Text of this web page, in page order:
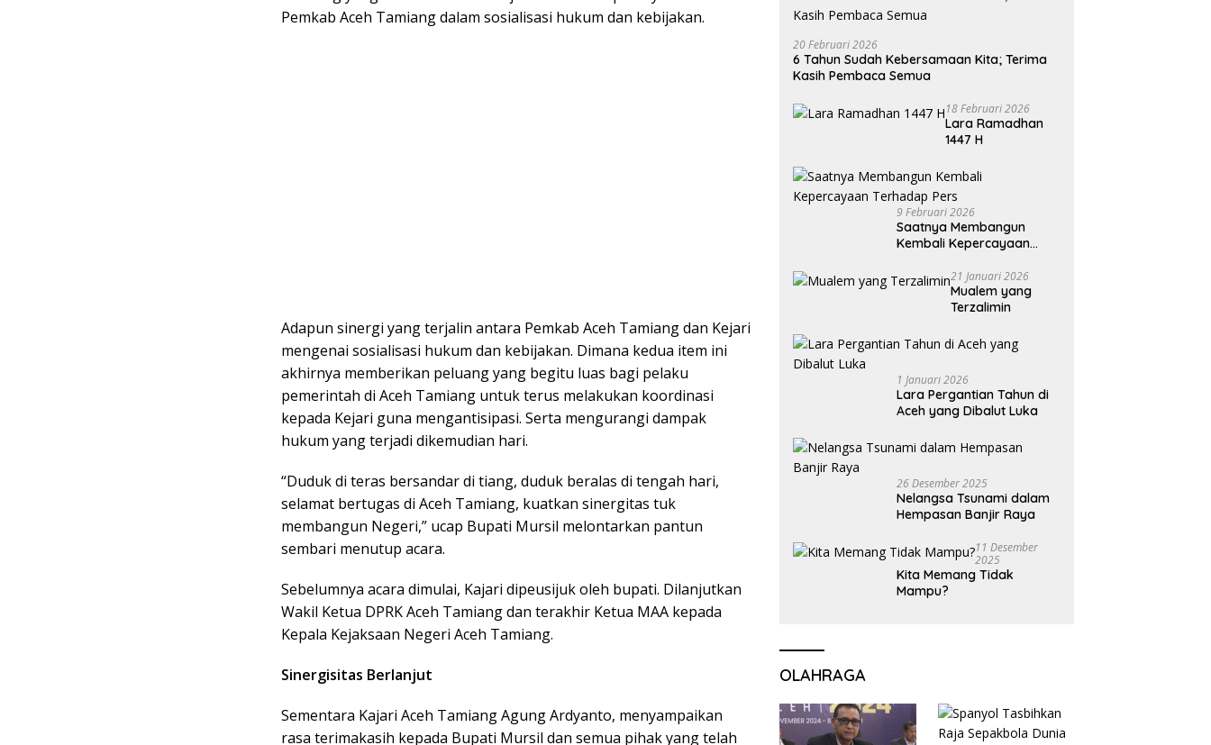
Pemkab Aceh Tamiang dalam sosialisasi hukum dan kebijakan.
Adapun sinergi yang terjalin antara Pemkab Aceh Tamiang dan Kejari
mengenai sosialisasi hukum dan kebijakan. Dimana kedua item ini
akhirnya memberikan peluang yang begitu luas bagi pelaku
pemerintah di Aceh Tamiang untuk terus melakukan koordinasi
kepada Kejari guna mengantisipasi. Serta mengurangi dampak
hukum yang terjadi dikemudian hari.
“Duduk di teras bersandar di tiang, duduk beralas di tengah hari,
selamat bertugas di Aceh Tamiang, kuatkan sinergitas tuk
membangun Negeri,” ucap Bupati Mursil melontarkan pantun
sembari menutup acara.
Sebelumnya acara dimulai, Kajari dipeusijuk oleh bupati. Dilanjutkan
Wakil Ketua DPRK Aceh Tamiang dan terakhir Ketua MAA kepada
Kepala Kejaksaan Negeri Aceh Tamiang.
Sinergisitas Berlanjut
Sementara Kajari Aceh Tamiang Agung Ardyanto, menyampaikan
rasa terimakasih kepada Bupati Mursil dan semua pihak yang telah
20 Februari 2026
6 Tahun Sudah Kebersamaan Kita; Terima
Kasih Pembaca Semua
18 Februari 2026
Lara Ramadhan
1447 H
9 Februari 2026
Saatnya Membangun
Kembali Kepercayaan
21 Januari 2026
Mualem yang
Terzalimin
1 Januari 2026
Lara Pergantian Tahun di
Aceh yang Dibalut Luka
26 Desember 2025
Nelangsa Tsunami dalam
Hempasan Banjir Raya
11 Desember
2025
Kita Memang Tidak
Mampu?
OLAHRAGA